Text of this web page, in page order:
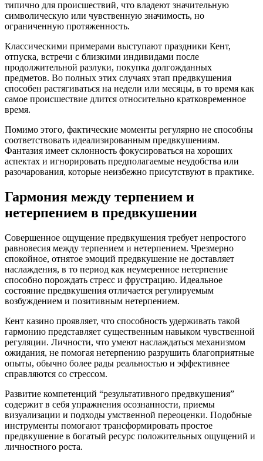
типично для происшествий, что владеют значительную
символическую или чувственную значимость, но
ограниченную протяженность.
Классическими примерами выступают праздники Кент,
отпуска, встречи с близкими индивидами после
продолжительной разлуки, покупка долгожданных
предметов. Во полных этих случаях этап предвкушения
способен растягиваться на недели или месяцы, в то время как
самое происшествие длится относительно кратковременное
время.
Помимо этого, фактические моменты регулярно не способны
соответствовать идеализированным предвкушениям.
Фантазия имеет склонность фокусироваться на хороших
аспектах и игнорировать предполагаемые неудобства или
разочарования, которые неизбежно присутствуют в практике.
Гармония между терпением и
нетерпением в предвкушении
Совершенное ощущение предвкушения требует непростого
равновесия между терпением и нетерпением. Чрезмерно
спокойное, отнятое эмоций предвкушение не доставляет
наслаждения, в то период как неумеренное нетерпение
способно порождать стресс и фрустрацию. Идеальное
состояние предвкушения отличается регулируемым
возбуждением и позитивным нетерпением.
Кент казино проявляет, что способность удерживать такой
гармонию представляет существенным навыком чувственной
регуляции. Личности, что умеют наслаждаться механизмом
ожидания, не помогая нетерпению разрушить благоприятные
опыты, обычно более рады реальностью и эффективнее
справляются со стрессом.
Развитие компетенций “результативного предвкушения”
содержит в себя упражнения осознанности, приемы
визуализации и подходы умственной переоценки. Подобные
инструменты помогают трансформировать простое
предвкушение в богатый ресурс положительных ощущений и
личностного роста.